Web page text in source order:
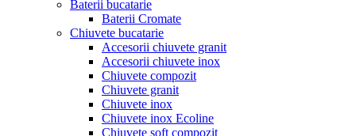
Baterii bucatarie
Baterii Cromate
Chiuvete bucatarie
Accesorii chiuvete granit
Accesorii chiuvete inox
Chiuvete compozit
Chiuvete granit
Chiuvete inox
Chiuvete inox Ecoline
Chiuvete soft compozit